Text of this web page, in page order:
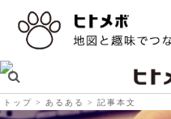
トップ あるある 記事本文